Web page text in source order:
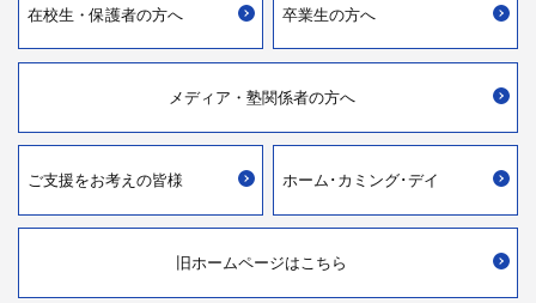
在校生・保護者の方へ 卒業生の方へ
メディア・ 塾関係者の方へ
ご支援をお考えの皆様 ホーム･カミング･デイ
旧ホームページはこちら